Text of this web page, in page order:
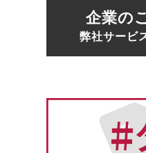
企業の
弊社サービ